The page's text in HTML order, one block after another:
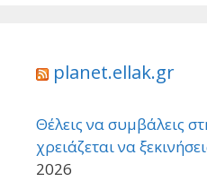
planet.ellak.gr
Θέλεις να συμβάλεις
χρειάζεται να
2026